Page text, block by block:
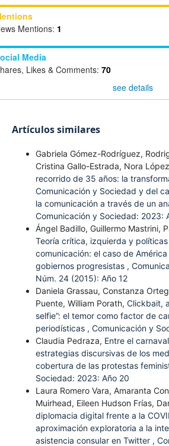
Mentions: 1
Media
Likes & Comments: 70
see details
Artículos similares
Gabriela Gómez-Rodríguez,
Cristina Gallo-Estrada, Nora
recorrido de 35 años: la
Comunicación y Sociedad y del
la comunicación a través de un
Comunicación y Sociedad: 2023:
Ángel Badillo, Guillermo Mastrini,
Teoría crítica, izquierda y
comunicación: el caso de
gobiernos progresistas ,
Núm. 24 (2015): Año 12
Daniela Grassau, Constanza
Puente, William Porath, Clickbait,
selfie”: el temor como factor de
periodísticas , Comunicación y
Claudia Pedraza, Entre el
estrategias discursivas de los
cobertura de las protestas
Sociedad: 2023: Año 20
Laura Romero Vara, Amaranta
Muirhead, Eileen Hudson Frías,
diplomacia digital frente a la
aproximación exploratoria a la
asistencia consular en Twitter ,